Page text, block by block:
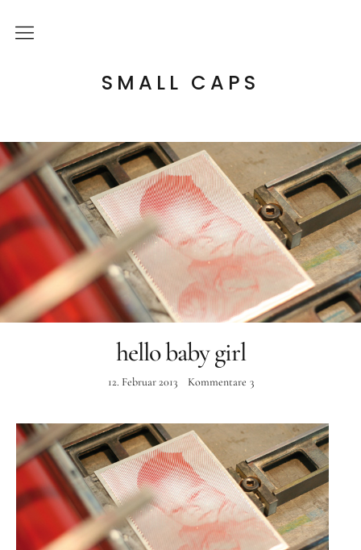
SMALL CAPS
Über mich
Letterpress Workshops
Online Kurs
Blog
Instagram
hello baby girl
12. Februar 2013 Kommentare 3